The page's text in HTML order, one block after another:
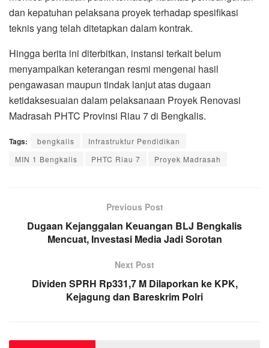
dan kepatuhan pelaksana proyek terhadap spesifikasi
teknis yang telah ditetapkan dalam kontrak.
Hingga berita ini diterbitkan, instansi terkait belum
menyampaikan keterangan resmi mengenai hasil
pengawasan maupun tindak lanjut atas dugaan
ketidaksesuaian dalam pelaksanaan Proyek Renovasi
Madrasah PHTC Provinsi Riau 7 di Bengkalis.
Tags: bengkalis
Infrastruktur Pendidikan
MIN 1 Bengkalis
PHTC Riau 7 Proyek Madrasah
Previous Post
Dugaan Kejanggalan Keuangan BLJ Bengkalis
Mencuat, Investasi Media Jadi Sorotan
Next Post
Dividen SPRH Rp331,7 M Dilaporkan ke KPK,
Kejagung dan Bareskrim Polri